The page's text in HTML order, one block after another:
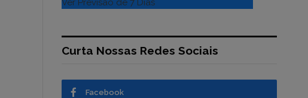
Ver Previsão de 7 Dias
Curta Nossas Redes Sociais
Facebook